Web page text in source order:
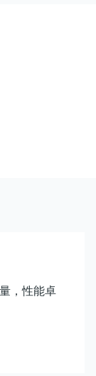
，性能卓